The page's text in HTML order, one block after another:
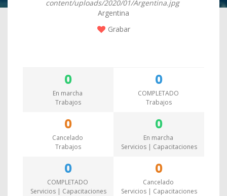
Argentina
Grabar
0
En marcha
Trabajos
0
COMPLETADO
Trabajos
0
Cancelado
Trabajos
0
En marcha
Servicios | Capacitaciones
0
COMPLETADO
Servicios | Capacitaciones
0
Cancelado
Servicios | Capacitaciones